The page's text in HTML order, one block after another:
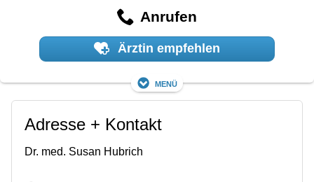
Anrufen
Ärztin empfehlen
Menü
Adresse + Kontakt
Dr. med. Susan Hubrich